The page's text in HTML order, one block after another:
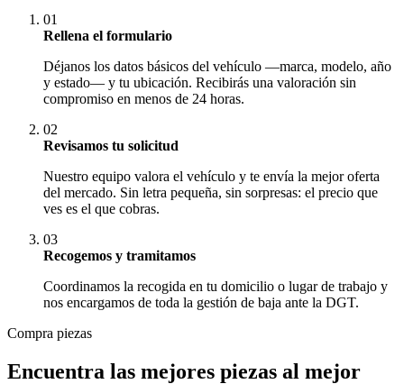
01
Rellena el formulario
Déjanos los datos básicos del vehículo —marca, modelo, año
y estado— y tu ubicación. Recibirás una valoración sin
compromiso en menos de 24 horas.
02
Revisamos tu solicitud
Nuestro equipo valora el vehículo y te envía la mejor oferta
del mercado. Sin letra pequeña, sin sorpresas: el precio que
ves es el que cobras.
03
Recogemos y tramitamos
Coordinamos la recogida en tu domicilio o lugar de trabajo y
nos encargamos de toda la gestión de baja ante la DGT.
Compra piezas
Encuentra las mejores piezas al mejor